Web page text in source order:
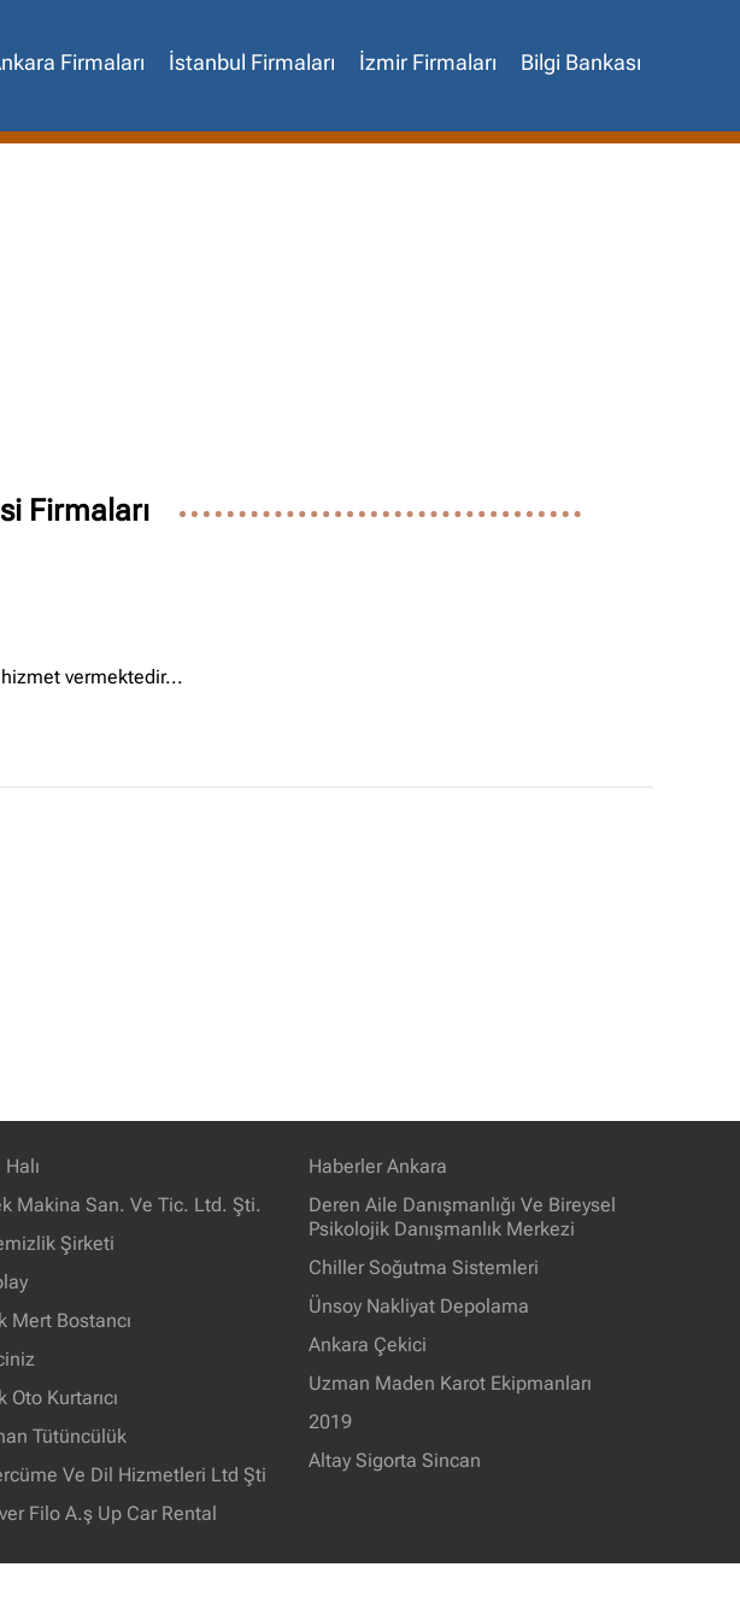
Firmaları İstanbul Firmaları İzmir Firmaları Bilgi Bankası
Firmaları
vermektedir...
Makina San. Ve Tic. Ltd. Şti.
Şirketi
Mert Bostancı
Oto Kurtarıcı
Tütüncülük
Ve Dil Hizmetleri Ltd Şti
Filo A.ş Up Car Rental
Haberler Ankara
Deren Aile Danışmanlığı Ve Bireysel
Psikolojik Danışmanlık Merkezi
Chiller Soğutma Sistemleri
Ünsoy Nakliyat Depolama
Ankara Çekici
Uzman Maden Karot Ekipmanları
2019
Altay Sigorta Sincan